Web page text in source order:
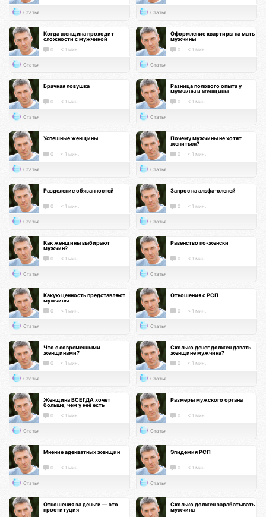
Статья Статья
Когда женщина проходит
сложности с мужчиной
0 < 1 мин.
Статья
Оформление квартиры на мать
мужчины
0 < 1 мин.
Статья
Брачная ловушка
0 < 1 мин.
Статья
Разница полового опыта у
мужчины и женщины
0 < 1 мин.
Статья
Успешные женщины
0 < 1 мин.
Статья
Почему мужчины не хотят
жениться?
0 < 1 мин.
Статья
Разделение обязанностей
0 < 1 мин.
Статья
Запрос на альфа-оленей
0 < 1 мин.
Статья
Как женщины выбирают
мужчин?
0 < 1 мин.
Статья
Равенство по-женски
0 < 1 мин.
Статья
Какую ценность представляют
мужчины
0 < 1 мин.
Статья
Отношения с РСП
0 < 1 мин.
Статья
Что с современными
женщинами?
0 < 1 мин.
Статья
Сколько денег должен давать
женщине мужчина?
0 < 1 мин.
Статья
Женщина ВСЕГДА хочет
больше, чем у неё есть
0 < 1 мин.
Статья
Размеры мужского органа
0 < 1 мин.
Статья
Мнение адекватных женщин
0 < 1 мин.
Статья
Эпидемия РСП
0 < 1 мин.
Статья
Отношения за деньги — это
проституция
Сколько должен зарабатывать
мужчина